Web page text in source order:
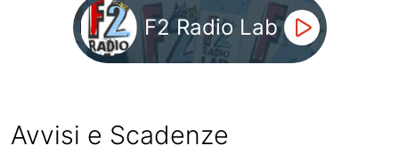
F2 Radio Lab
Avvisi e Scadenze